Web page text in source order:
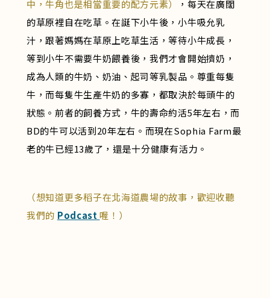
中，牛角也是相當重要的配方元素）
，每天在廣闊
的草原裡自在吃草。在誕下小牛後，小牛吸允乳
汁，跟著媽媽在草原上吃草生活，等待小牛成長，
等到小牛不需要牛奶餵養後，我們才會開始擠奶，
成為人類的牛奶、奶油、起司等乳製品。尊重每隻
牛，而每隻牛生產牛奶的多寡，都取決於每頭牛的
狀態。前者的飼養方式，牛的壽命約活5年左右，而
BD的牛可以活到20年左右。而現在Sophia Farm最
老的牛已經13歲了，還是十分健康有活力。
（想知道更多稻子在北海道農場的故事，歡迎收聽
我們的 Podcast喔！）